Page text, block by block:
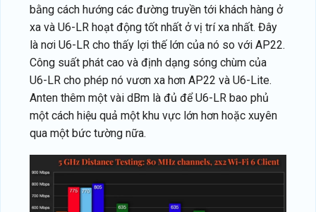
bằng cách hướng các đường truyền tới khách hàng ở
xa và U6-LR hoạt động tốt nhất ở vị trí xa nhất. Đây
là nơi U6-LR cho thấy lợi thế lớn của nó so với AP22.
Công suất phát cao và định dạng sóng chùm của
U6-LR cho phép nó vươn xa hơn AP22 và U6-Lite.
Anten thêm một vài dBm là đủ để U6-LR bao phủ
một cách hiệu quả một khu vực lớn hơn hoặc xuyên
qua một bức tường nữa.